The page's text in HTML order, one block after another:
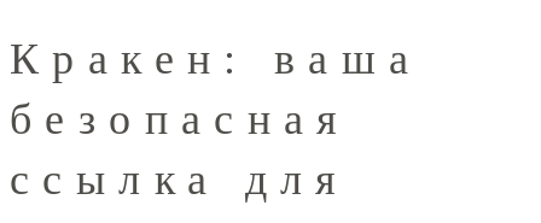
Кракен: ваша
безопасная
ссылка для